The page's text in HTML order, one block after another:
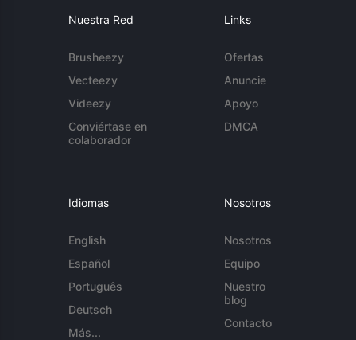
Nuestra Red
Brusheezy
Vecteezy
Videezy
Conviértase en
colaborador
Links
Ofertas
Anuncie
Apoyo
DMCA
Idiomas
English
Español
Português
Deutsch
Más...
Nosotros
Nosotros
Equipo
Nuestro
blog
Contacto